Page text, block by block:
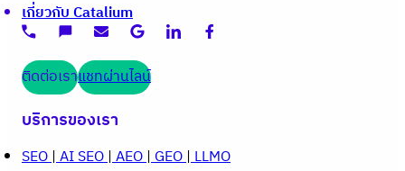
เกี่ยวกับ Catalium
ติดต่อเราแชทผ่านไลน์
บริการของเรา
SEO|AI SEO|AEO|GEO|LLMO